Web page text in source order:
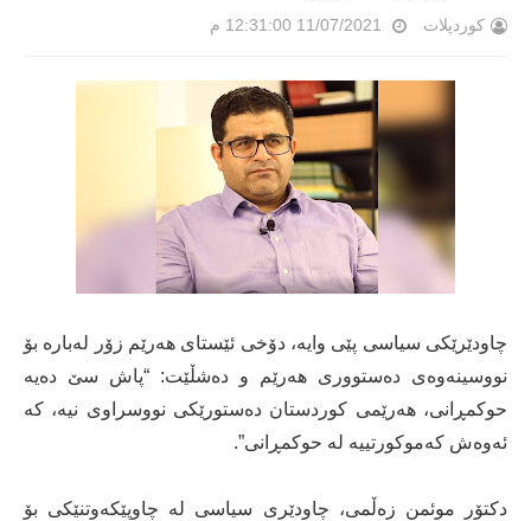
کوردپلات 11/07/2021 12:31:00 م
چاودێرێكی سیاسی پێی وایە، دۆخی ئێستای هەرێم زۆر لەبارە بۆ
نووسینەوەی دەستووری هەرێم و دەشڵێت: “پاش سێ دەیە
حوكمڕانی، هەرێمی كوردستان دەستورێكی نووسراوی نیە، كە
ئەوەش كەموكورتییە لە حوكمڕانی”.
دكتۆر موئمن زەڵمی، چاودێری سیاسی لە چاوپێكەوتنێكی بۆ